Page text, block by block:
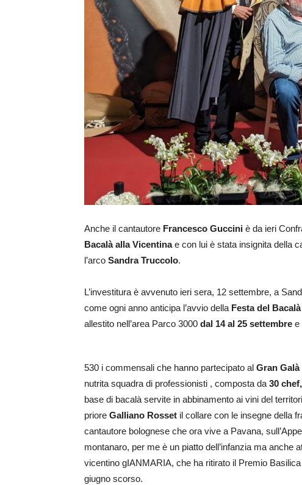
Anche il cantautore Francesco Guccini è da ieri
Bacalà alla Vicentinae con lui è stata insignita della
l’arco Sandra Truccolo.
L’investitura è avvenuto ieri sera, 12 settembre, a
come ogni anno anticipa l’avvio della Festa del
allestito nell’area Parco 3000 dal 14 al 25 settembre e
530 i commensali che hanno partecipato al Gran Galà
nutrita squadra di professionisti , composta da 30
base di bacalà servite in abbinamento ai vini del
priore Galliano Rosset il collare con le insegne della
cantautore bolognese che ora vive a Pavana,
montanaro, per me è un piatto dell’infanzia ma anche
vicentino gIANMARIA, che ha ritirato il Premio
giugno scorso.